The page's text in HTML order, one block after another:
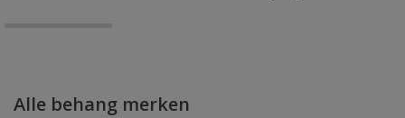
Alle behang merken